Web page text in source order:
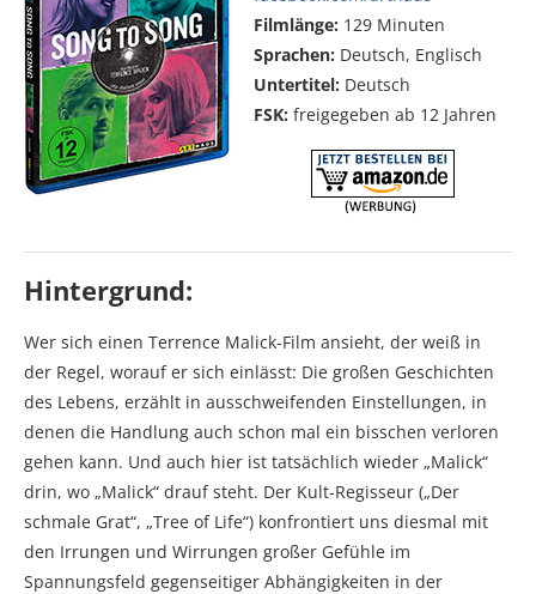
Filmlänge: 129 Minuten
Sprachen: Deutsch, Englisch
Untertitel: Deutsch
FSK: freigegeben ab 12 Jahren
Hintergrund:
Wer sich einen Terrence Malick-Film ansieht, der weiß in
der Regel, worauf er sich einlässt: Die großen Geschichten
des Lebens, erzählt in ausschweifenden Einstellungen, in
denen die Handlung auch schon mal ein bisschen verloren
gehen kann. Und auch hier ist tatsächlich wieder „Malick“
drin, wo „Malick“ drauf steht. Der Kult-Regisseur („Der
schmale Grat“, „Tree of Life“) konfrontiert uns diesmal mit
den Irrungen und Wirrungen großer Gefühle im
Spannungsfeld gegenseitiger Abhängigkeiten in der